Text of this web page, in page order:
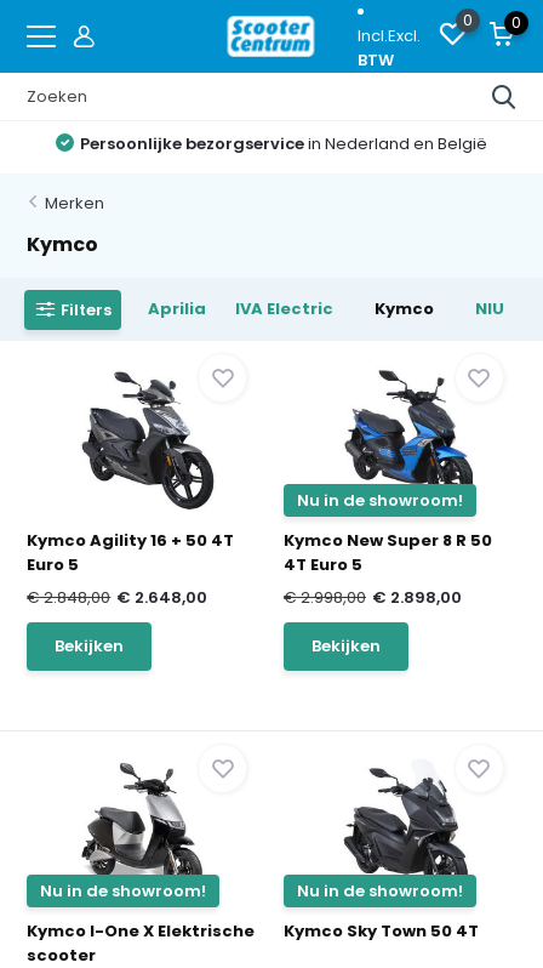
Incl.Excl.
BTW
0 0
Persoonlijke bezorgservicein Nederland en België
Merken
Kymco
Filters Aprilia IVA Electric Kymco NIU
Kymco Agility 16 + 50 4T
Euro 5
€ 2.848,00 € 2.648,00
Bekijken
Nu in de showroom!
Kymco New Super 8 R 50
4T Euro 5
€ 2.998,00 € 2.898,00
Bekijken
Nu in de showroom!
Kymco I-One X Elektrische
scooter
Nu in de showroom!
Kymco Sky Town 50 4T